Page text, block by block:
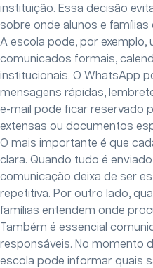
instituição. Essa decisão
sobre onde alunos e
A escola pode, por exemplo,
comunicados formais,
institucionais. O WhatsApp
mensagens rápidas,
e-mail pode ficar reservado
extensas ou documentos
O mais importante é que
clara. Quando tudo é
comunicação deixa de ser
repetitiva. Por outro lado,
famílias entendem onde
Também é essencial
responsáveis. No momento
escola pode informar quais